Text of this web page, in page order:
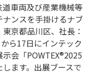
車両及び産業機械等
ンスを手掛けるナブ
京都品川区、社長：
ら17日にインテック
会「POWTEX®2025
ます。出展ブースで